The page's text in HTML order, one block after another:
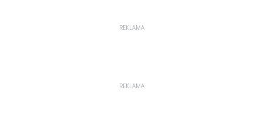
REKLAMA
REKLAMA